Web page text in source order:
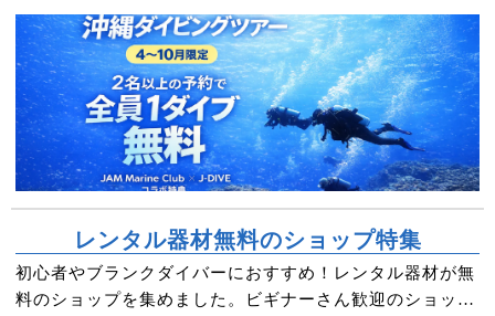
レンタル器材無料のショップ特集
初心者やブランクダイバーにおすすめ！レンタル器材が無
料のショップを集めました。ビギナーさん歓迎のショップ